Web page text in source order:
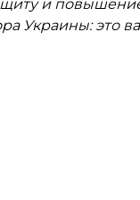
и
Украины: это